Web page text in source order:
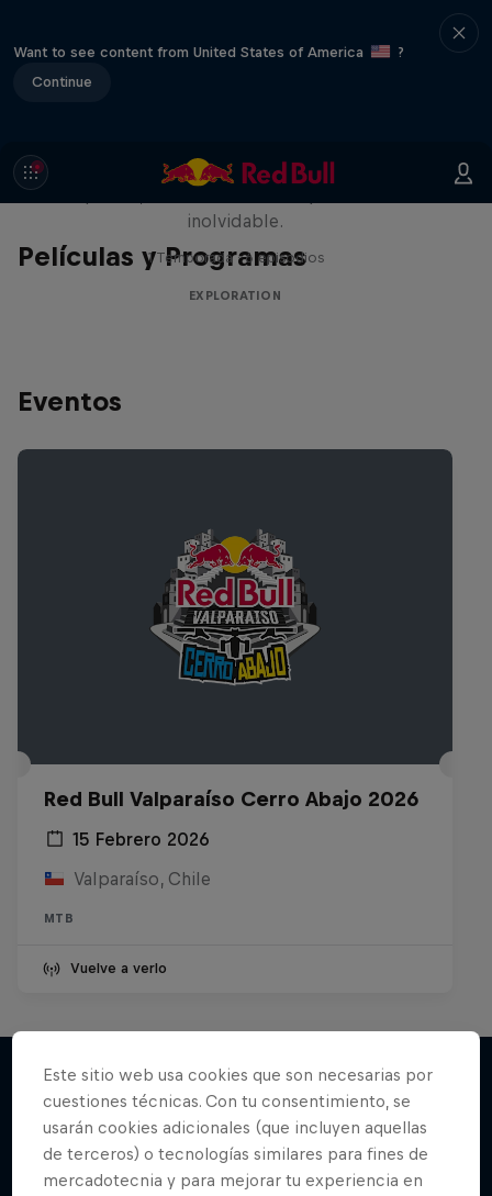
Want to see content from United States of America
?
Continue
Películas y Programas
Rob Warner’s Wild Rides
inolvidable.
1 Temporada · 6 episodios
EXPLORATION
Eventos
Red Bull Valparaíso Cerro Abajo 2026
15 Febrero 2026
Valparaíso, Chile
MTB
Vuelve a verlo
Más contenidos similares
Este sitio web usa cookies que son necesarias por
cuestiones técnicas. Con tu consentimiento, se
usarán cookies adicionales (que incluyen aquellas
de terceros) o tecnologías similares para fines de
mercadotecnia y para mejorar tu experiencia en